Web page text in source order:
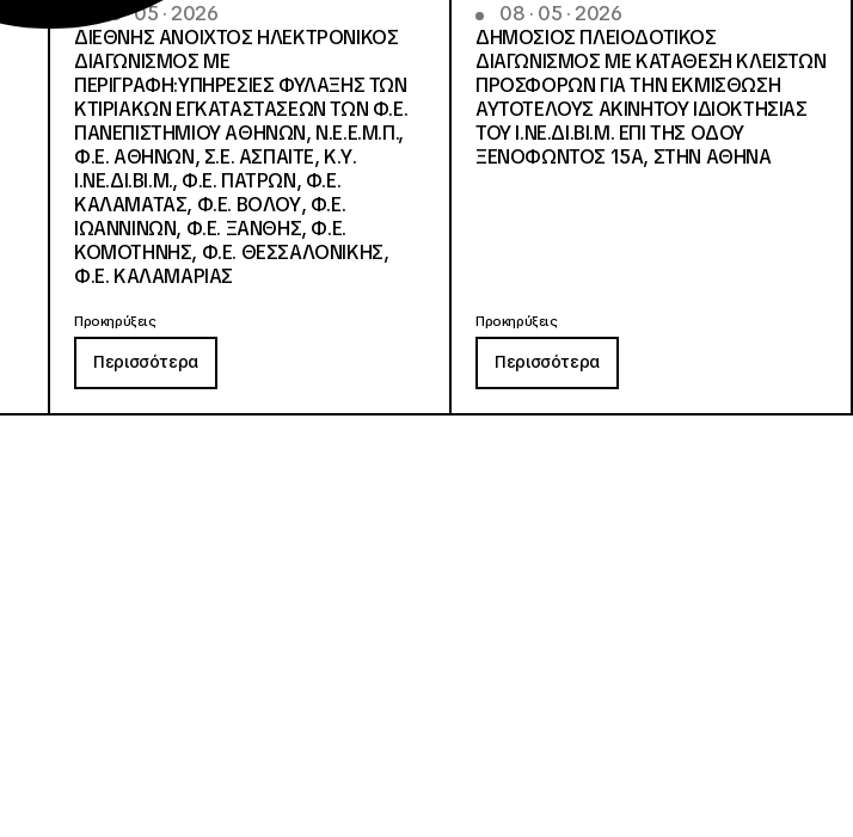
26 · 05 · 2026
ΔΙΕΘΝΗΣ ΑΝΟΙΧΤΟΣ ΗΛΕΚΤΡΟΝΙΚΟΣ
ΔΙΑΓΩΝΙΣΜΟΣ ΜΕ
ΠΕΡΙΓΡΑΦΗ:ΥΠΗΡΕΣΙΕΣ ΦΥΛΑΞΗΣ ΤΩΝ
ΚΤΙΡΙΑΚΩΝ ΕΓΚΑΤΑΣΤΑΣΕΩΝ ΤΩΝ Φ.Ε.
ΠΑΝΕΠΙΣΤΗΜΙΟΥ ΑΘΗΝΩΝ, Ν.Ε.Ε.Μ.Π.,
Φ.Ε. ΑΘΗΝΩΝ, Σ.Ε. ΑΣΠΑΙΤΕ, Κ.Υ.
Ι.ΝΕ.ΔΙ.ΒΙ.Μ., Φ.Ε. ΠΑΤΡΩΝ, Φ.Ε.
ΚΑΛΑΜΑΤΑΣ, Φ.Ε. ΒΟΛΟΥ, Φ.Ε.
ΙΩΑΝΝΙΝΩΝ, Φ.Ε. ΞΑΝΘΗΣ, Φ.Ε.
ΚΟΜΟΤΗΝΗΣ, Φ.Ε. ΘΕΣΣΑΛΟΝΙΚΗΣ,
Φ.Ε. ΚΑΛΑΜΑΡΙΑΣ
Προκηρύξεις
Περισσότερα
08 · 05 · 2026
ΔΗΜΟΣΙΟΣ ΠΛΕΙΟΔΟΤΙΚΟΣ
ΔΙΑΓΩΝΙΣΜΟΣ ΜΕ ΚΑΤΑΘΕΣΗ ΚΛΕΙΣΤΩΝ
ΠΡΟΣΦΟΡΩΝ ΓΙΑ ΤΗΝ ΕΚΜΙΣΘΩΣΗ
ΑΥΤΟΤΕΛΟΥΣ ΑΚΙΝΗΤΟΥ ΙΔΙΟΚΤΗΣΙΑΣ
ΤΟΥ Ι.ΝΕ.ΔΙ.ΒΙ.Μ. ΕΠΙ ΤΗΣ ΟΔΟΥ
ΞΕΝΟΦΩΝΤΟΣ 15Α, ΣΤΗΝ ΑΘΗΝΑ
Προκηρύξεις
Περισσότερα